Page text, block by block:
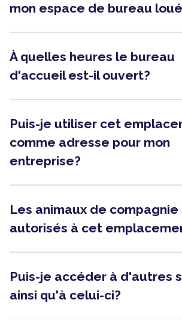
mon espace de bureau
À quelles heures le bureau
d'accueil est-il ouvert?
Puis-je utiliser cet
comme adresse pour mon
entreprise?
Les animaux de
autorisés à cet
Puis-je accéder à d'autres
ainsi qu'à celui-ci?